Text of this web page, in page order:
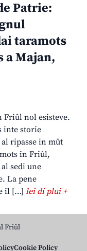
Patrie:
taramots
a Majan,
Friûl nol esisteve.
inte storie
ripasse in mût
in Friûl,
sedi une
La pene
il […] lei di plui +
Friûl
Cookie Policy